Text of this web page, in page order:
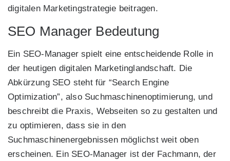
digitalen Marketingstrategie beitragen.
SEO Manager Bedeutung
Ein SEO-Manager spielt eine entscheidende Rolle in
der heutigen digitalen Marketinglandschaft. Die
Abkürzung SEO steht für “Search Engine
Optimization”, also Suchmaschinenoptimierung, und
beschreibt die Praxis, Webseiten so zu gestalten und
zu optimieren, dass sie in den
Suchmaschinenergebnissen möglichst weit oben
erscheinen. Ein SEO-Manager ist der Fachmann, der